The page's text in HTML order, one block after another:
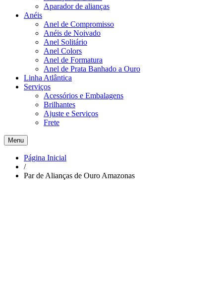
Aparador de alianças
Anéis
Anel de Compromisso
Anéis de Noivado
Anel Solitário
Anel Colors
Anel de Formatura
Anel de Prata Banhado a Ouro
Linha Atlântica
Serviços
Acessórios e Embalagens
Brilhantes
Ajuste e Serviços
Frete
Menu
Página Inicial
/
Par de Alianças de Ouro Amazonas